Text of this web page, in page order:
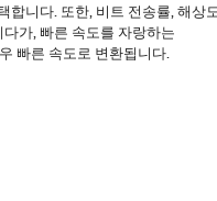
합니다. 또한, 비트 전송률, 해상
가, 빠른 속도를 자랑하는
빠른 속도로 변환됩니다.